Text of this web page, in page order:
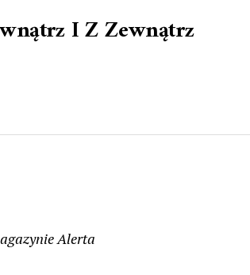
I Z Zewnątrz
Alerta